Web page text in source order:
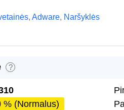
, Adware, Naršyklės
?
% (Normalus)